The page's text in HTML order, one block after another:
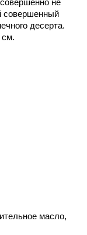
совершенный
десерта.
см.
масло,